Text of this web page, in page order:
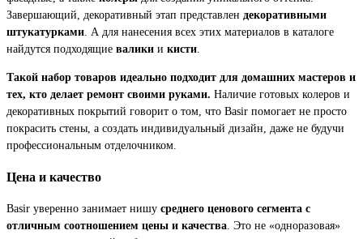
Завершающий, декоративный этап представлен декоративными
штукатурками . А для нанесения всех этих материалов в каталоге
найдутся подходящие валики и кисти
Такой набор товаров идеально подходит для домашних мастеров и
тех, кто делает ремонт своими руками. Наличие готовых колеров и
декоративных покрытий говорит о том, что Basir помогает не просто
покрасить стены, а создать индивидуальный дизайн, даже не будучи
профессиональным отделочником.
Цена и качество
Basir уверенно занимает нишу среднего ценового сегмента с
отличным соотношением цены и качества . Это не «одноразовая»